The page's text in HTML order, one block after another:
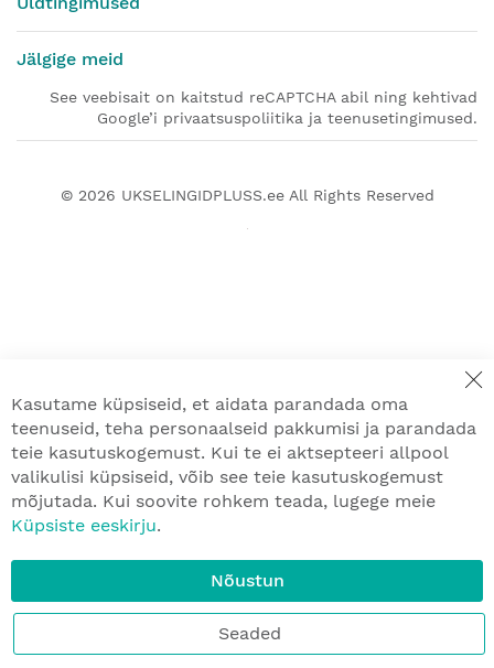
Jälgige meid
See veebisait on kaitstud reCAPTCHA abil ning kehtivad
Google’i privaatsuspoliitika ja teenusetingimused.
© 2026 UKSELINGIDPLUSS.eeAll Rights Reserved
Kasutame küpsiseid, et aidata parandada oma
teenuseid, teha personaalseid pakkumisi ja parandada
teie kasutuskogemust. Kui te ei aktsepteeri allpool
valikulisi küpsiseid, võib see teie kasutuskogemust
mõjutada. Kui soovite rohkem teada, lugege meie
Küpsiste eeskirju.
Nõustun
Seaded